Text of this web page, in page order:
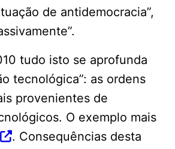
de antidemocracia”,
tudo isto se aprofunda
tecnológica”: as ordens
provenientes de
O exemplo mais
. Consequências desta